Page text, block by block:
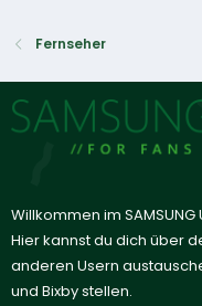
Fernseher
Willkommen im SAMSUNG
Hier kannst du dich über
anderen Usern
und Bixby stellen.